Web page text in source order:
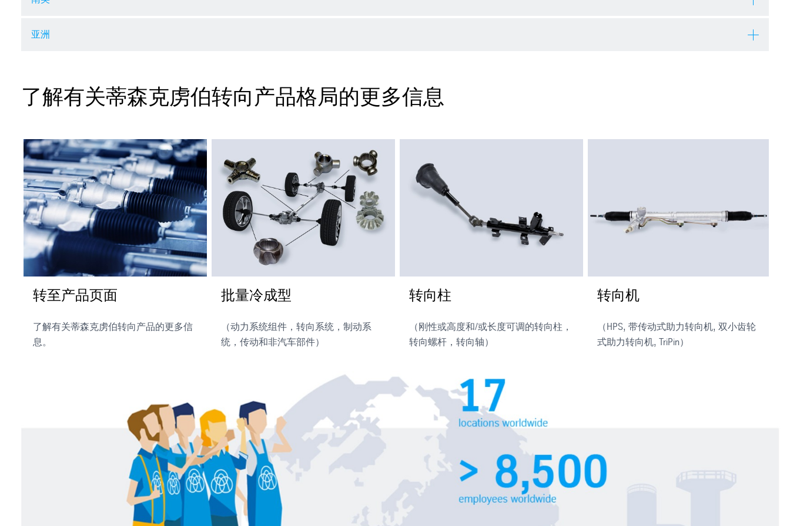
亚洲
了解有关蒂森克虏伯转向产品格局的更多信息
转至产品页面
了解有关蒂森克虏伯转向产品的更多信
息。
批量冷成型
（动力系统组件，转向系统，制动系
统，传动和非汽车部件）
转向柱
（刚性或高度和/或长度可调的转向柱，
转向螺杆，转向轴）
转向机
（HPS, 带传动式助力转向机, 双小齿轮
式助力转向机, TriPin）